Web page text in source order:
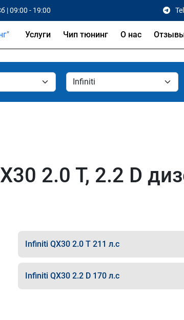
| 09:00 - 19:00
Услуги Чип тюнинг О нас
2.0 T, 2.2 D
Infiniti QX30 2.0 T 211 л.с
Infiniti QX30 2.2 D 170 л.с